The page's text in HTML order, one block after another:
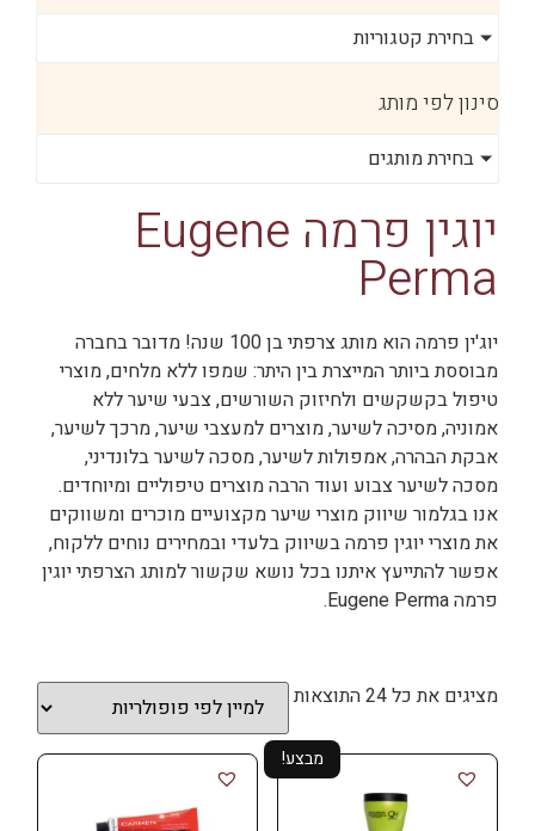
בחירת קטגוריות
סינון לפי מותג
בחירת מותגים
יוגין פרמה Eugene
Perma
יוג'ין פרמה הוא מותג צרפתי בן 100 שנה! מדובר בחברה
מבוססת ביותר המייצרת בין היתר: שמפו ללא מלחים, מוצרי
טיפול בקשקשים ולחיזוק השורשים, צבעי שיער ללא
אמוניה, מסיכה לשיער, מוצרים למעצבי שיער, מרכך לשיער,
אבקת הבהרה, אמפולות לשיער, מסכה לשיער בלונדיני,
מסכה לשיער צבוע ועוד הרבה מוצרים טיפוליים ומיוחדים.
אנו בגלמור שיווק מוצרי שיער מקצועיים מוכרים ומשווקים
את מוצרי יוגין פרמה בשיווק בלעדי ובמחירים נוחים ללקוח,
אפשר להתייעץ איתנו בכל נושא שקשור למותג הצרפתי יוגין
פרמה Eugene Perma.
מציגים את כל ⁦24⁩ התוצאות
מבצע!